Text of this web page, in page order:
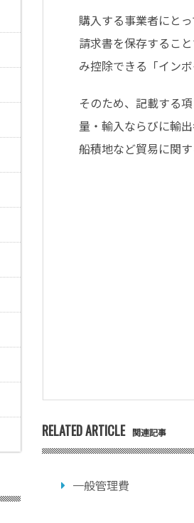
購入する事業者にと
請求書を保存するこ
み控除できる「イン
そのため、記載する
量・輸入ならびに輸
船積地など貿易に関
RELATED ARTICLE 関連記事
一般管理費